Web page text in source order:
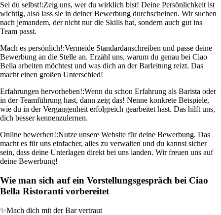
Sei du selbst!:Zeig uns, wer du wirklich bist! Deine Persönlichkeit ist
wichtig, also lass sie in deiner Bewerbung durchscheinen. Wir suchen
nach jemandem, der nicht nur die Skills hat, sondern auch gut ins
Team passt.
Mach es persönlich!:Vermeide Standardanschreiben und passe deine
Bewerbung an die Stelle an. Erzähl uns, warum du genau bei Ciao
Bella arbeiten möchtest und was dich an der Barleitung reizt. Das
macht einen großen Unterschied!
Erfahrungen hervorheben!:Wenn du schon Erfahrung als Barista oder
in der Teamführung hast, dann zeig das! Nenne konkrete Beispiele,
wie du in der Vergangenheit erfolgreich gearbeitet hast. Das hilft uns,
dich besser kennenzulernen.
Online bewerben!:Nutze unsere Website für deine Bewerbung. Das
macht es für uns einfacher, alles zu verwalten und du kannst sicher
sein, dass deine Unterlagen direkt bei uns landen. Wir freuen uns auf
deine Bewerbung!
Wie man sich auf ein Vorstellungsgespräch bei Ciao
Bella Ristoranti vorbereitet
✨Mach dich mit der Bar vertraut